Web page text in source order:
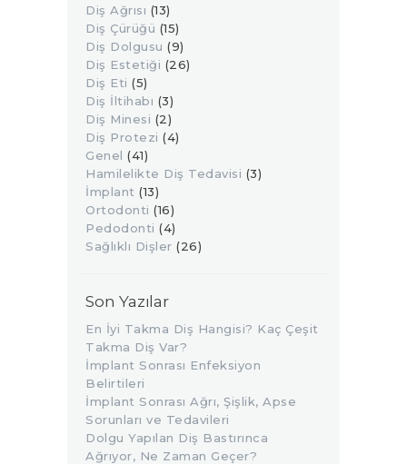
Diş Ağrısı (13)
Diş Çürüğü (15)
Diş Dolgusu (9)
Diş Estetiği (26)
Diş Eti (5)
Diş İltihabı (3)
Diş Minesi (2)
Diş Protezi (4)
Genel (41)
Hamilelikte Diş Tedavisi (3)
İmplant (13)
Ortodonti (16)
Pedodonti (4)
Sağlıklı Dişler (26)
Son Yazılar
En İyi Takma Diş Hangisi? Kaç Çeşit
Takma Diş Var?
İmplant Sonrası Enfeksiyon
Belirtileri
İmplant Sonrası Ağrı, Şişlik, Apse
Sorunları ve Tedavileri
Dolgu Yapılan Diş Bastırınca
Ağrıyor, Ne Zaman Geçer?